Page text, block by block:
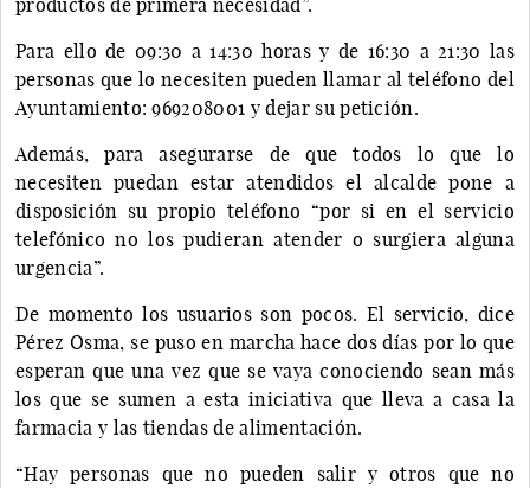
Para ello de 09:30 a 14:30 horas y de 16:30 a 21:30 las
personas que lo necesiten pueden llamar al teléfono del
Ayuntamiento: 969208001 y dejar su petición.
Además, para asegurarse de que todos lo que lo
necesiten puedan estar atendidos el alcalde pone a
disposición su propio teléfono “por si en el servicio
telefónico no los pudieran atender o surgiera alguna
urgencia”.
De momento los usuarios son pocos. El servicio, dice
Pérez Osma, se puso en marcha hace dos días por lo que
esperan que una vez que se vaya conociendo sean más
los que se sumen a esta iniciativa que lleva a casa la
farmacia y las tiendas de alimentación.
“Hay personas que no pueden salir y otros que no